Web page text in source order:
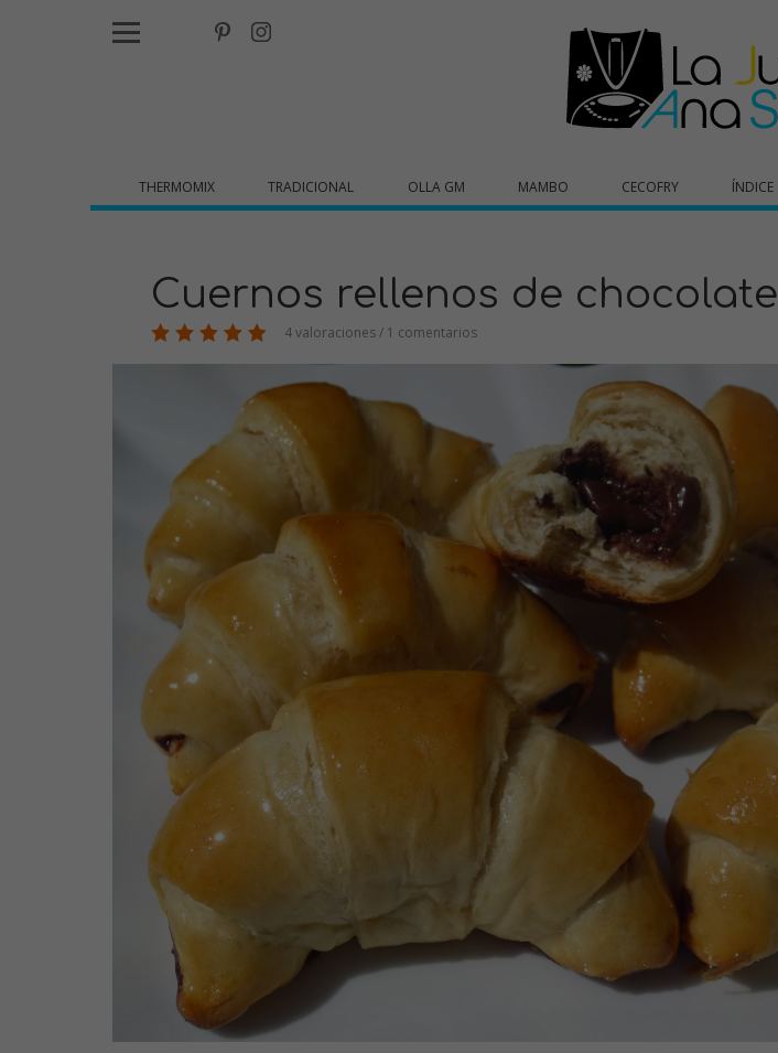
THERMOMIX TRADICIONAL OLLA GM MAMBO CECOFRY ÍNDICE
Cuernos rellenos de chocolate
4 valoraciones / 1 comentarios